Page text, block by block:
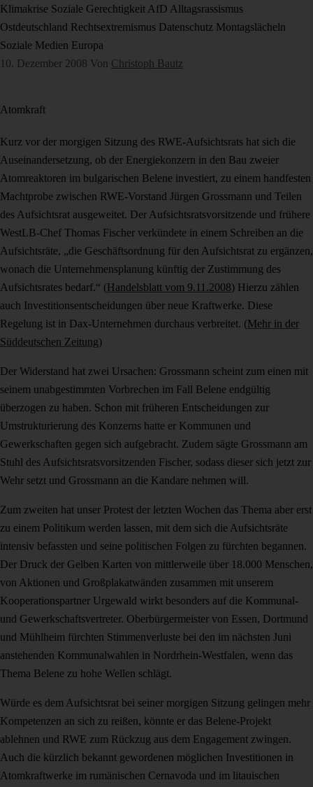
Klimakrise Soziale Gerechtigkeit AfD Alltagsrassismus
Ostdeutschland Rechtsextremismus Datenschutz Montagslächeln
Soziale Medien Europa
10. Dezember 2008 Von Christoph Bautz
Atomkraft
Kurz vor der morgigen Sitzung des RWE-Aufsichtsrats hat sich die
Auseinandersetzung, ob der Energiekonzern in den Bau zweier
Atomreaktoren im bulgarischen Belene investiert, zu einem handfesten
Machtprobe zwischen RWE-Vorstand Jürgen Grossmann und Teilen
des Aufsichtsrat ausgeweitet. Der Aufsichtsratsvorsitzende und frühere
WestLB-Chef Thomas Fischer verkündete in einem Schreiben an die
Aufsichtsräte, „die Geschäftsordnung für den Aufsichtsrat zu ergänzen,
wonach die Unternehmensplanung künftig der Zustimmung des
Aufsichtsrates bedarf.“ (Handelsblatt vom 9.11.2008) Hierzu zählen
auch Investitionsentscheidungen über neue Kraftwerke. Diese
Regelung ist in Dax-Unternehmen durchaus verbreitet. (Mehr in der
Süddeutschen Zeitung)
Der Widerstand hat zwei Ursachen: Grossmann scheint zum einen mit
seinem unabgestimmten Vorbrechen im Fall Belene endgültig
überzogen zu haben. Schon mit früheren Entscheidungen zur
Umstrukturierung des Konzerns hatte er Kommunen und
Gewerkschaften gegen sich aufgebracht. Zudem sägte Grossmann am
Stuhl des Aufsichtsratsvorsitzenden Fischer, sodass dieser sich jetzt zur
Wehr setzt und Grossmann an die Kandare nehmen will.
Zum zweiten hat unser Protest der letzten Wochen das Thema aber erst
zu einem Politikum werden lassen, mit dem sich die Aufsichtsräte
intensiv befassten und seine politischen Folgen zu fürchten begannen.
Der Druck der Gelben Karten von mittlerweile über 18.000 Menschen,
von Aktionen und Großplakatwänden zusammen mit unserem
Kooperationspartner Urgewald wirkt besonders auf die Kommunal-
und Gewerkschaftsvertreter. Oberbürgermeister von Essen, Dortmund
und Mühlheim fürchten Stimmenverluste bei den im nächsten Juni
anstehenden Kommunalwahlen in Nordrhein-Westfalen, wenn das
Thema Belene zu hohe Wellen schlägt.
Würde es dem Aufsichtsrat bei seiner morgigen Sitzung gelingen mehr
Kompetenzen an sich zu reißen, könnte er das Belene-Projekt
ablehnen und RWE zum Rückzug aus dem Engagement zwingen.
Auch die kürzlich bekannt gewordenen möglichen Investitionen in
Atomkraftwerke im rumänischen Cernavoda und im litauischen